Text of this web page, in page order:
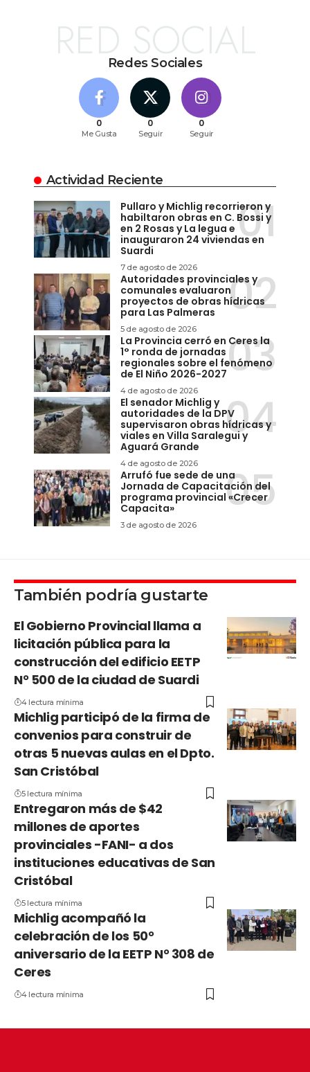
Redes Sociales
RED SOCIAL
0
Me Gusta
0
Seguir
0
Seguir
Actividad Reciente
Pullaro y Michlig recorrieron y
habiltaron obras en C. Bossi y
en 2 Rosas y La legua e
inauguraron 24 viviendas en
Suardi
7 de agosto de 2026
Autoridades provinciales y
comunales evaluaron
proyectos de obras hídricas
para Las Palmeras
5 de agosto de 2026
La Provincia cerró en Ceres la
1° ronda de jornadas
regionales sobre el fenómeno
de El Niño 2026-2027
4 de agosto de 2026
El senador Michlig y
autoridades de la DPV
supervisaron obras hídricas y
viales en Villa Saralegui y
Aguará Grande
4 de agosto de 2026
Arrufó fue sede de una
Jornada de Capacitación del
programa provincial «Crecer
Capacita»
3 de agosto de 2026
También podría gustarte
El Gobierno Provincial llama a
licitación pública para la
construcción del edificio EETP
N° 500 de la ciudad de Suardi
4 lectura mínima
Michlig participó de la firma de
convenios para construir de
otras 5 nuevas aulas en el Dpto.
San Cristóbal
5 lectura mínima
Entregaron más de $42
millones de aportes
provinciales -FANI- a dos
instituciones educativas de San
Cristóbal
5 lectura mínima
Michlig acompañó la
celebración de los 50°
aniversario de la EETP N° 308 de
Ceres
4 lectura mínima